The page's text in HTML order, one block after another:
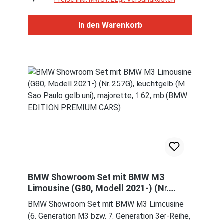
(EAN 4006874018987)
Sideblades sowie Flügelelemente an der
Fahrzeugfront und Mittelkühler in der
Fahrzeugfront der durch Öffnungen im
Frontdeckel entlüftet wird (dadurch entfällt
der Kofferraum), Sonderausstattung gegen
Mehrpreis: Akzentpaket Schriftzüge pyrored
mit Modellbezeichnung auf Türen und Heck in
Akzentfarbe pyrored, 7-Gang Porsche
Viertakt-Otto mit Direkteinspritzung und zwei
Overhead Camshaft) je Zylinderbank sowie 4
Ventile pro Zylinder und 3996 cm³ sowie 525
Modell 2022-2024), reinweiß (vgl. weiß beim
In den Warenkorb
BMW Showroom Set mit BMW M3
Limousine (G80, Modell 2021-) (Nr.
257G), leuchtgelb (M Sao Paulo gelb
uni), majorette, 1:62, mb (BMW EDITION
BMW Showroom Set mit BMW M3 Limousine
(6. Generation M3 bzw. 7. Generation 3er-Reihe,